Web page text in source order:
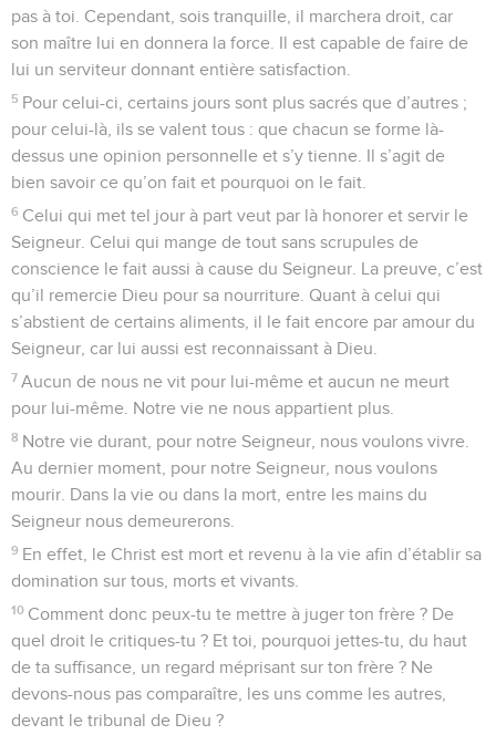
pas à toi. Cependant, sois tranquille, il marchera droit, car
son maître lui en donnera la force. Il est capable de faire de
lui un serviteur donnant entière satisfaction.
5 Pour celui-ci, certains jours sont plus sacrés que d’autres ;
pour celui-là, ils se valent tous : que chacun se forme là-
dessus une opinion personnelle et s’y tienne. Il s’agit de
bien savoir ce qu’on fait et pourquoi on le fait.
6 Celui qui met tel jour à part veut par là honorer et servir le
Seigneur. Celui qui mange de tout sans scrupules de
conscience le fait aussi à cause du Seigneur. La preuve, c’est
qu’il remercie Dieu pour sa nourriture. Quant à celui qui
s’abstient de certains aliments, il le fait encore par amour du
Seigneur, car lui aussi est reconnaissant à Dieu.
7 Aucun de nous ne vit pour lui-même et aucun ne meurt
pour lui-même. Notre vie ne nous appartient plus.
8 Notre vie durant, pour notre Seigneur, nous voulons vivre.
Au dernier moment, pour notre Seigneur, nous voulons
mourir. Dans la vie ou dans la mort, entre les mains du
Seigneur nous demeurerons.
9 En effet, le Christ est mort et revenu à la vie afin d’établir sa
domination sur tous, morts et vivants.
10 Comment donc peux-tu te mettre à juger ton frère ? De
quel droit le critiques-tu ? Et toi, pourquoi jettes-tu, du haut
de ta suffisance, un regard méprisant sur ton frère ? Ne
devons-nous pas comparaître, les uns comme les autres,
devant le tribunal de Dieu ?